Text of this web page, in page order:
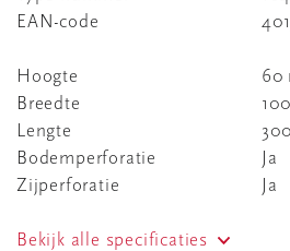
EAN-code
Hoogte
60
Breedte
Lengte
Bodemperforatie
Ja
Zijperforatie
Ja
Bekijk alle specificaties